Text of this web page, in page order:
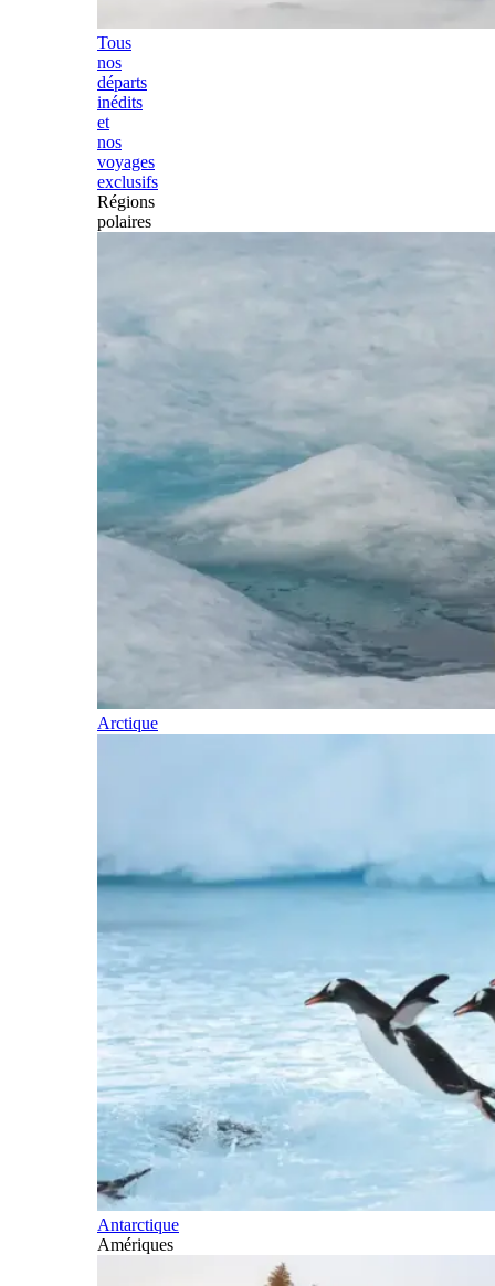
Tous
nos
départs
inédits
et
nos
voyages
exclusifs
Régions
polaires
Arctique
Antarctique
Amériques